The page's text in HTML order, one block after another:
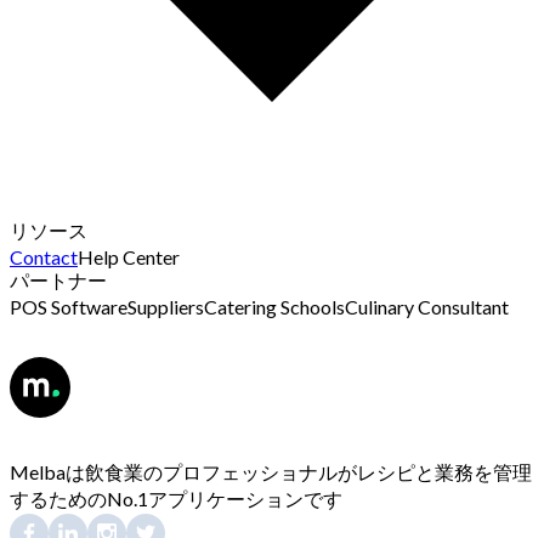
リソース
ContactHelp Center
パートナー
POS SoftwareSuppliersCatering SchoolsCulinary Consultant
Melbaは飲食業のプロフェッショナルがレシピと業務を管理
するためのNo.1アプリケーションです